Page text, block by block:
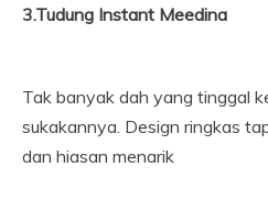
3.Tudung Instant Meedina
Tak banyak dah yang tinggal
sukakannya. Design ringkas
dan hiasan menarik